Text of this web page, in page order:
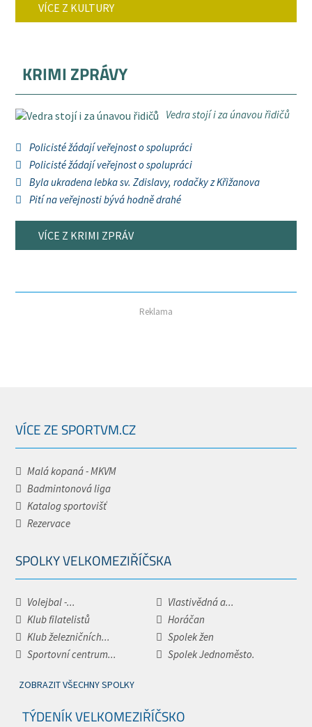
VÍCE Z KULTURY
KRIMI ZPRÁVY
Vedra stojí i za únavou řidičů
Policisté žádají veřejnost o spolupráci
Policisté žádají veřejnost o spolupráci
Byla ukradena lebka sv. Zdislavy, rodačky z Křižanova
Pití na veřejnosti bývá hodně drahé
VÍCE Z KRIMI ZPRÁV
Reklama
VÍCE ZE SPORTVM.CZ
Malá kopaná - MKVM
Badmintonová liga
Katalog sportovišť
Rezervace
SPOLKY VELKOMEZIŘÍČSKA
Volejbal -...
Vlastivědná a...
Klub filatelistů
Horáčan
Klub železničních...
Spolek žen
Sportovní centrum...
Spolek Jednoměsto.
ZOBRAZIT VŠECHNY SPOLKY
TÝDENÍK VELKOMEZIŘÍČSKO